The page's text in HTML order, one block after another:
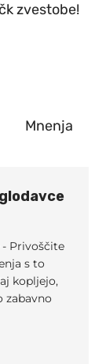
zvestobe!
Mnenja
- Privoščite
s to
kopljejo,
zabavno